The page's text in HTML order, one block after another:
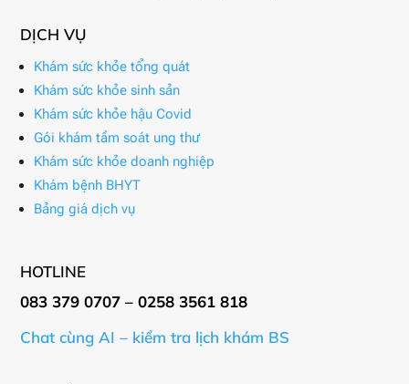
DỊCH VỤ
Khám sức khỏe tổng quát
Khám sức khỏe sinh sản
Khám sức khỏe hậu Covid
Gói khám tầm soát ung thư
Khám sức khỏe doanh nghiệp
Khám bệnh BHYT
Bảng giá dịch vụ
HOTLINE
083 379 0707 – 0258 3561 818
Chat cùng AI – kiểm tra lịch khám BS